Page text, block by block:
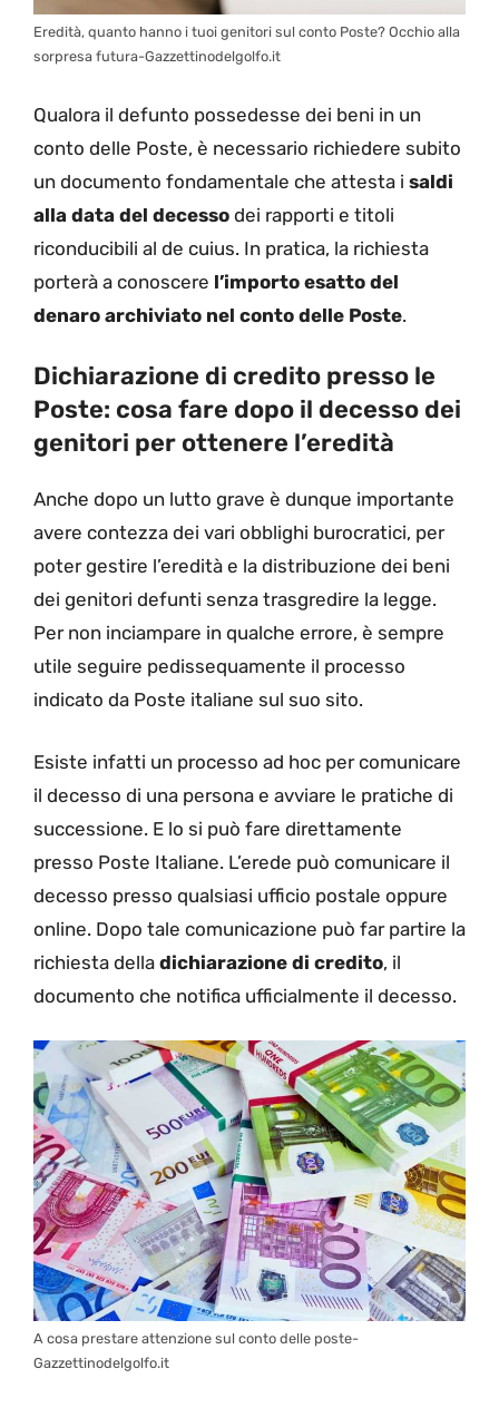
Eredità, quanto hanno i tuoi genitori sul conto Poste? Occhio alla
sorpresa futura-Gazzettinodelgolfo.it
Qualora il defunto possedesse dei beni in un
conto delle Poste, è necessario richiedere subito
un documento fondamentale che attesta i saldi
alla data del decesso dei rapporti e titoli
riconducibili al de cuius. In pratica, la richiesta
porterà a conoscere l’importo esatto del
denaro archiviato nel conto delle Poste.
Dichiarazione di credito presso le
Poste: cosa fare dopo il decesso dei
genitori per ottenere l’eredità
Anche dopo un lutto grave è dunque importante
avere contezza dei vari obblighi burocratici, per
poter gestire l’eredità e la distribuzione dei beni
dei genitori defunti senza trasgredire la legge.
Per non inciampare in qualche errore, è sempre
utile seguire pedissequamente il processo
indicato da Poste italiane sul suo sito.
Esiste infatti un processo ad hoc per comunicare
il decesso di una persona e avviare le pratiche di
successione. E lo si può fare direttamente
presso Poste Italiane. L’erede può comunicare il
decesso presso qualsiasi ufficio postale oppure
online. Dopo tale comunicazione può far partire la
richiesta della dichiarazione di credito, il
documento che notifica ufficialmente il decesso.
A cosa prestare attenzione sul conto delle poste-
Gazzettinodelgolfo.it